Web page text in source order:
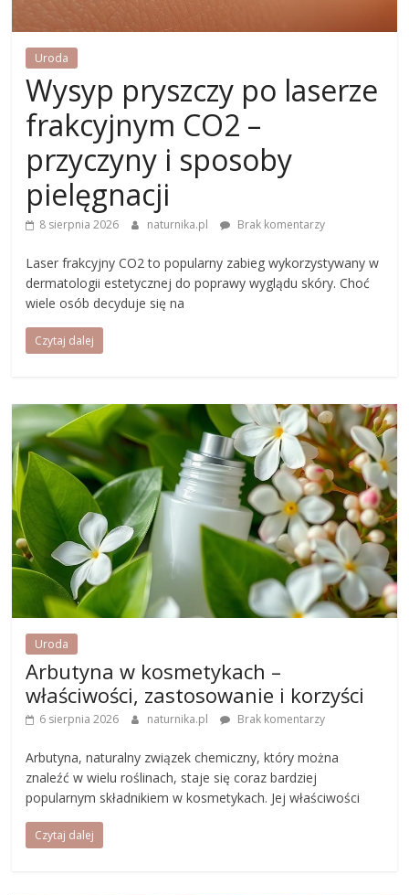
Uroda
Wysyp pryszczy po laserze
frakcyjnym CO2 –
przyczyny i sposoby
pielęgnacji
8 sierpnia 2026 naturnika.pl Brak komentarzy
Laser frakcyjny CO2 to popularny zabieg wykorzystywany w
dermatologii estetycznej do poprawy wyglądu skóry. Choć
wiele osób decyduje się na
Czytaj dalej
Uroda
Arbutyna w kosmetykach –
właściwości, zastosowanie i korzyści
6 sierpnia 2026 naturnika.pl Brak komentarzy
Arbutyna, naturalny związek chemiczny, który można
znaleźć w wielu roślinach, staje się coraz bardziej
popularnym składnikiem w kosmetykach. Jej właściwości
Czytaj dalej